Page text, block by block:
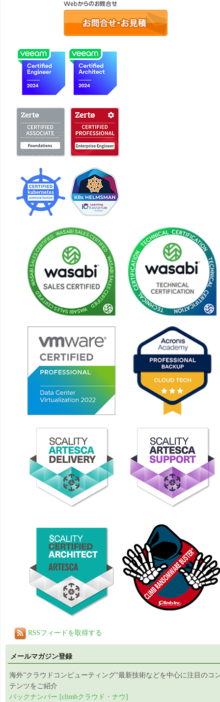
RSSフィードを取得する
メールマガジン登録
海外”クラウドコンピューティング”最新技術などを中心に注目のコ
テンツをご紹介
バックナンバー [climbクラウド・ナウ]